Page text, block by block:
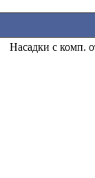
Насадки с комп.